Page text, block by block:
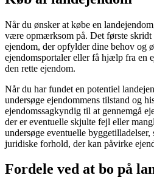
Når du ønsker at købe en
være opmærksom på. Det første skridt
ejendom, der opfylder dine behov og
ejendomsportaler eller få hjælp fra en
den rette ejendom.
Når du har fundet en potentiel
undersøge ejendommens tilstand og
ejendomssagkyndig til at gennemgå
der er eventuelle skjulte fejl eller
undersøge eventuelle
juridiske forhold, der kan påvirke
Fordele ved at bo på